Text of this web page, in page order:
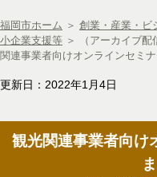
福岡市ホーム ＞ 創業・産業・ビ
小企業支援等 ＞
（アーカイブ
関連事業者向けオンラインセミ
更新日：2022年1月4日
観光関連事業者向け